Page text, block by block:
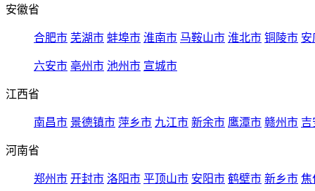
安徽省
合肥市 芜湖市 蚌埠市 淮南市 马鞍山市 淮北市 铜陵市 安
六安市 亳州市 池州市 宣城市
江西省
南昌市 景德镇市 萍乡市 九江市 新余市 鹰潭市 赣州市 吉
河南省
郑州市 开封市 洛阳市 平顶山市 安阳市 鹤壁市 新乡市 焦